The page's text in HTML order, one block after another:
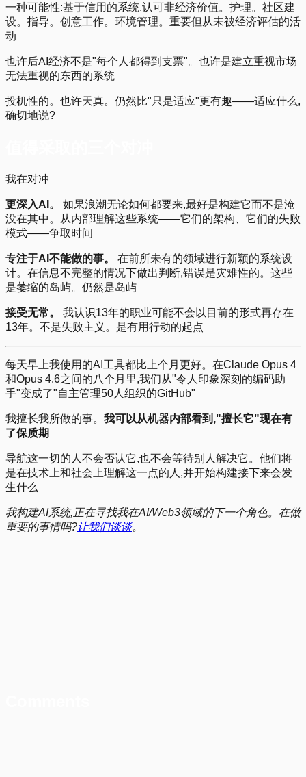
一种可能性:基于信用的系统,认可非经济价值。护理。社区建
设。指导。创意工作。环境管理。重要但从未被经济评估的活
动
也许后AI经济不是"每个人都得到支票"。也许是建立重视市场
无法重视的东西的系统
投机性的。也许天真。仍然比"只是适应"更有趣——适应什么,
确切地说?
我在对冲
更深入AI。
如果浪潮无论如何都要来,最好是构建它而不是淹
没在其中。从内部理解这些系统——它们的架构、它们的失败
模式——争取时间
专注于AI不能做的事。
在前所未有的领域进行新颖的系统设
计。在信息不完整的情况下做出判断,错误是灾难性的。这些
是萎缩的岛屿。仍然是岛屿
接受无常。
我认识13年的职业可能不会以目前的形式再存在
13年。不是失败主义。是有用行动的起点
每天早上我使用的AI工具都比上个月更好。在Claude Opus 4
和Opus 4.6之间的八个月里,我们从"令人印象深刻的编码助
手"变成了"自主管理50人组织的GitHub"
我擅长我所做的事。 我可以从机器内部看到,"擅长它"现在有
了保质期
导航这一切的人不会否认它,也不会等待别人解决它。他们将
是在技术上和社会上理解这一点的人,并开始构建接下来会发
生什么
我构建AI系统,正在寻找我在AI/Web3领域的下一个角色。在做
重要的事情吗?让我们谈谈。